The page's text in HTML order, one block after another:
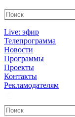
Live: эфир
Телепрограмма
Новости
Программы
Проекты
Контакты
Рекламодателям